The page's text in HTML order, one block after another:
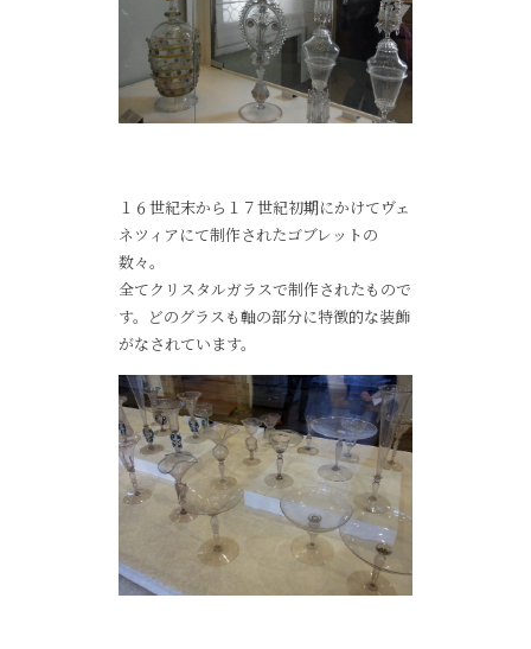
１６世紀末から１７世紀初期にかけてヴェ
ネツィアにて制作されたゴブレットの
数々。
全てクリスタルガラスで制作されたもので
す。どのグラスも軸の部分に特徴的な装飾
がなされています。